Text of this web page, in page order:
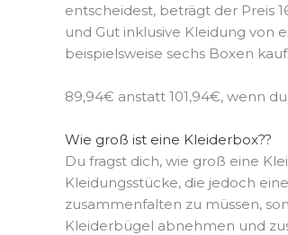
entscheidest, beträgt der Preis
und Gut inklusive Kleidung von
beispielsweise sechs Boxen
89,94€ anstatt 101,94€, wenn
Wie groß ist eine Kleiderbox??
Du fragst dich, wie groß eine
Kleidungsstücke, die jedoch
zusammenfalten zu müssen,
Kleiderbügel abnehmen und